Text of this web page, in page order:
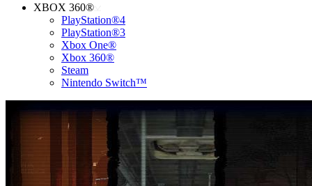
XBOX 360®
PlayStation®4
PlayStation®3
Xbox One®
Xbox 360®
Steam
Nintendo Switch™